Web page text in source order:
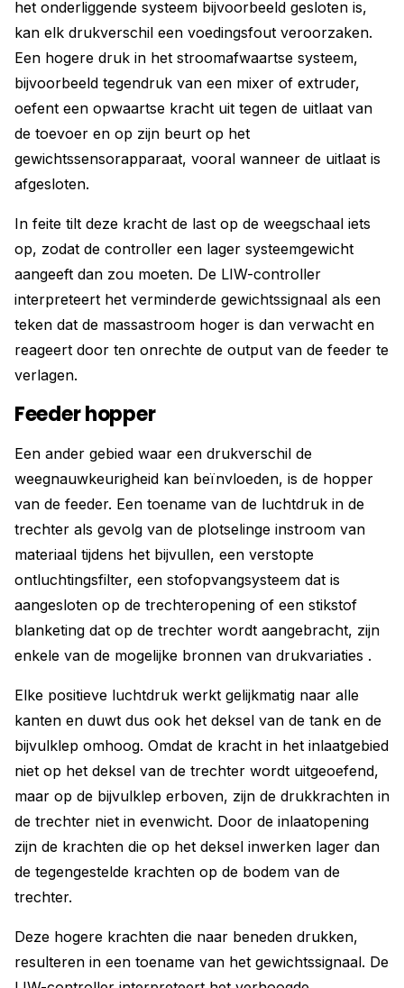
het onderliggende systeem bijvoorbeeld gesloten is,
kan elk drukverschil een voedingsfout veroorzaken.
Een hogere druk in het stroomafwaartse systeem,
bijvoorbeeld tegendruk van een mixer of extruder,
oefent een opwaartse kracht uit tegen de uitlaat van
de toevoer en op zijn beurt op het
gewichtssensorapparaat, vooral wanneer de uitlaat is
afgesloten.
In feite tilt deze kracht de last op de weegschaal iets
op, zodat de controller een lager systeemgewicht
aangeeft dan zou moeten. De LIW-controller
interpreteert het verminderde gewichtssignaal als een
teken dat de massastroom hoger is dan verwacht en
reageert door ten onrechte de output van de feeder te
verlagen.
Feeder hopper
Een ander gebied waar een drukverschil de
weegnauwkeurigheid kan beïnvloeden, is de hopper
van de feeder. Een toename van de luchtdruk in de
trechter als gevolg van de plotselinge instroom van
materiaal tijdens het bijvullen, een verstopte
ontluchtingsfilter, een stofopvangsysteem dat is
aangesloten op de trechteropening of een stikstof
blanketing dat op de trechter wordt aangebracht, zijn
enkele van de mogelijke bronnen van drukvariaties .
Elke positieve luchtdruk werkt gelijkmatig naar alle
kanten en duwt dus ook het deksel van de tank en de
bijvulklep omhoog. Omdat de kracht in het inlaatgebied
niet op het deksel van de trechter wordt uitgeoefend,
maar op de bijvulklep erboven, zijn de drukkrachten in
de trechter niet in evenwicht. Door de inlaatopening
zijn de krachten die op het deksel inwerken lager dan
de tegengestelde krachten op de bodem van de
trechter.
Deze hogere krachten die naar beneden drukken,
resulteren in een toename van het gewichtssignaal. De